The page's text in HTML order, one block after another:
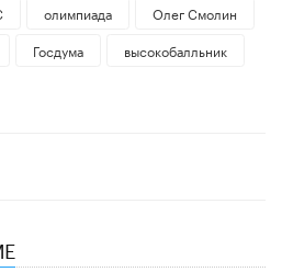
олимпиада
Олег Смолин
Госдума
высокобалльник